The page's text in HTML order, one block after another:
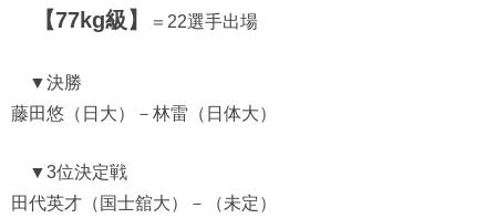
【77kg級】 ＝22選手出場
▼決勝
藤田悠（日大）－林雷（日体大）
▼3位決定戦
田代英才（国士舘大）－（未定）